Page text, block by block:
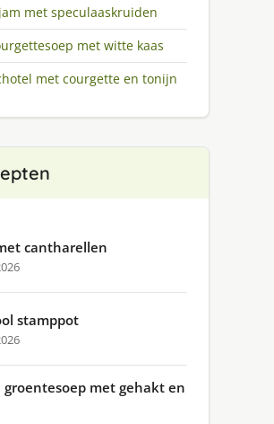
met speculaaskruiden
met witte kaas
met courgette en tonijn
cantharellen
stamppot
groentesoep met gehakt en